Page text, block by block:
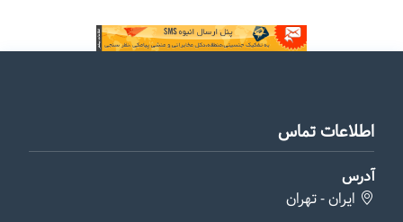
اطلاعات تماس
آدرس
ایران - تهران